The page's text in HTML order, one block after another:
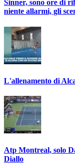
Sinner, sono ore di
niente allarmi, gli
L'allenamento di
Atp Montreal, solo
Diallo